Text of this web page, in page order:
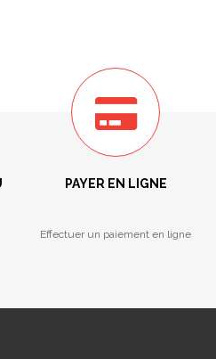
PAYER EN LIGNE
Effectuer un paiement en ligne